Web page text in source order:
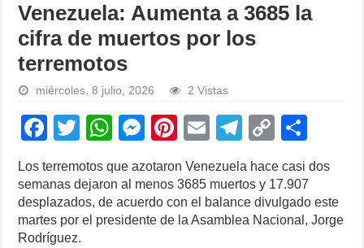
Venezuela: Aumenta a 3685 la
cifra de muertos por los
terremotos
miércoles, 8 julio, 2026 2 Vistas
F
c
e
b
T
tt
er
W
at
s
A
M
ss
e
n
Pi
nt
er
e
st
E
ail
T
el
e
gr
a
C
p
y
Li
h
ar
e
Los terremotos que azotaron Venezuela hace casi dos
semanas dejaron al menos 3685 muertos y 17.907
desplazados, de acuerdo con el balance divulgado este
martes por el presidente de la Asamblea Nacional, Jorge
Rodríguez.